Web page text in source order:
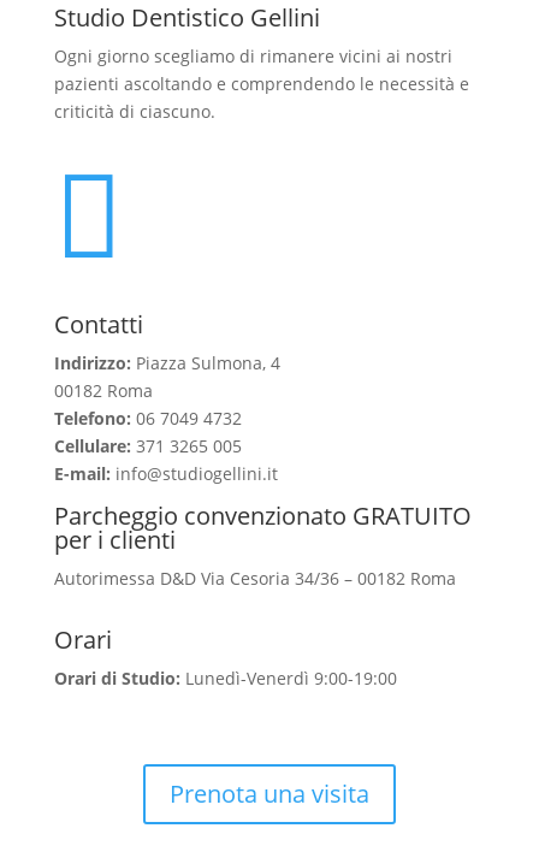
Studio Dentistico Gellini
Ogni giorno scegliamo di rimanere vicini ai nostri
pazienti ascoltando e comprendendo le necessità e
criticità di ciascuno.

Contatti
Indirizzo: Piazza Sulmona, 4
00182 Roma
Telefono: 06 7049 4732
Cellulare: 371 3265 005
E-mail: info@studiogellini.it
Parcheggio convenzionato GRATUITO
per i clienti
Autorimessa D&D Via Cesoria 34/36 – 00182 Roma
Orari
Orari di Studio: Lunedì-Venerdì 9:00-19:00
Prenota una visita